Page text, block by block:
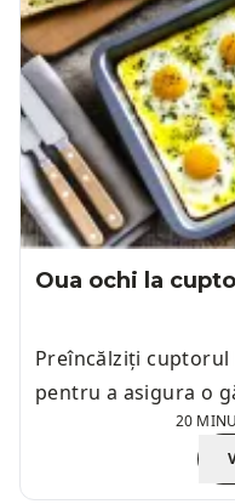
Oua ochi la
Preîncălziți cuptorul
pentru a asigura o
20